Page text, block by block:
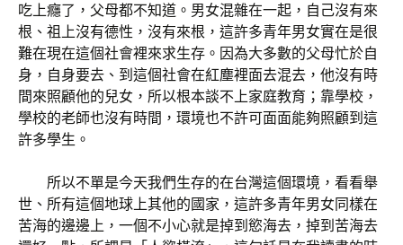
吃上癮了，父母都不知道。男女混雜在一起，自己沒有來
根、祖上沒有德性，沒有來根，這許多青年男女實在是很
難在現在這個社會裡來求生存。因為大多數的父母忙於自
身，自身要去、到這個社會在紅塵裡面去混去，他沒有時
間來照顧他的兒女，所以根本談不上家庭教育；靠學校，
學校的老師也沒有時間，環境也不許可面面能夠照顧到這
許多學生。
所以不單是今天我們生存的在台灣這個環境，看看舉
世、所有這個地球上其他的國家，這許多青年男女同樣在
苦海的邊邊上，一個不小心就是掉到慾海去，掉到苦海去